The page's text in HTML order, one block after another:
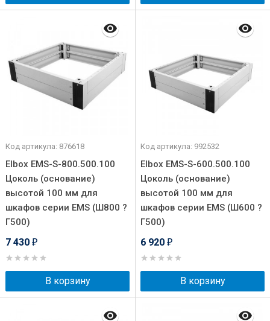
Код артикула: 876618
Elbox EMS-S-800.500.100
Цоколь (основание)
высотой 100 мм для
шкафов серии EMS (Ш800 ?
Г500)
7 430 ₽
В корзину
Код артикула: 992532
Elbox EMS-S-600.500.100
Цоколь (основание)
высотой 100 мм для
шкафов серии EMS (Ш600 ?
Г500)
6 920 ₽
В корзину